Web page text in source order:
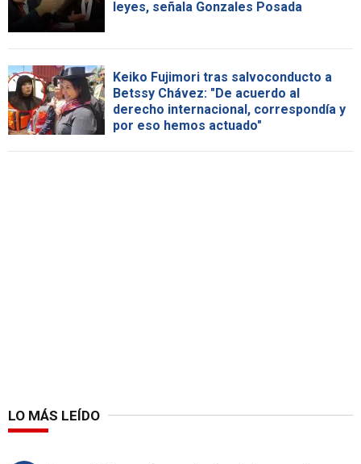
leyes, señala Gonzales Posada
Keiko Fujimori tras salvoconducto a
Betssy Chávez: "De acuerdo al
derecho internacional, correspondía y
por eso hemos actuado"
LO MÁS LEÍDO